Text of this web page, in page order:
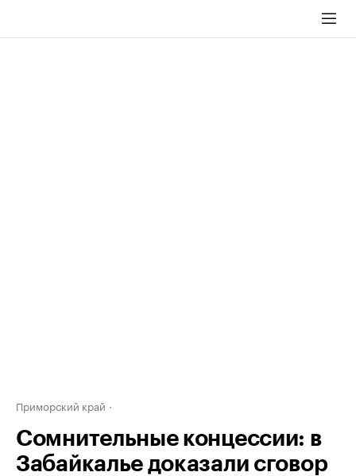
Приморский край
Сомнительные концессии: в
Забайкалье доказали сговор